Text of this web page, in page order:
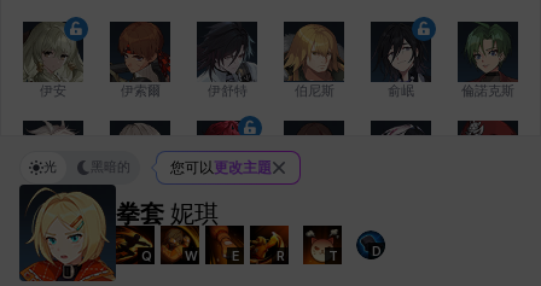
伊安 伊索爾 伊舒特 伯尼斯 俞岷 倫諾克斯
傑琪 克雷弗
拳套 妮琪
Q W E R T D
光 黑暗的 您可以更改主題